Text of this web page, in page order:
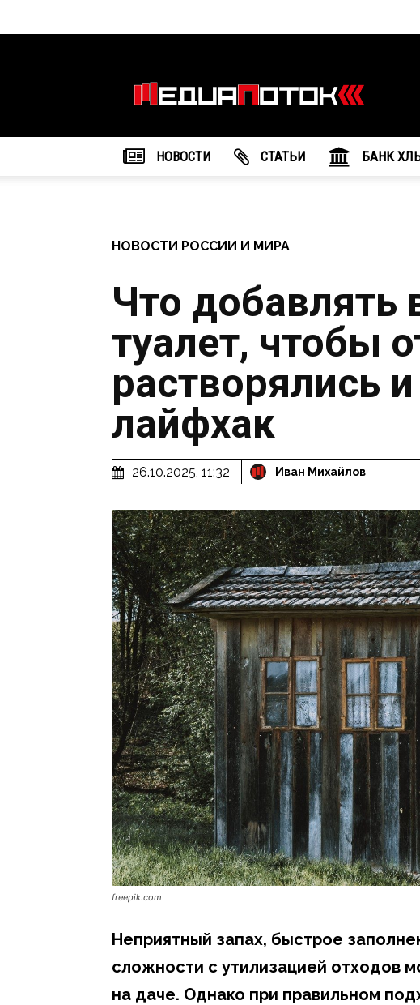
агентство
"МедиаПоток"
НОВОСТИ CТАТЬИ БАНК
НОВОСТИ РОССИИ И МИРА
Что добавлять
туалет, чтобы
растворялись
лайфхак
26.10.2025, 11:32 Иван Михайлов
freepik.com
Неприятный запах, быстрое
сложности с утилизацией отходов
на даче. Однако при правильном